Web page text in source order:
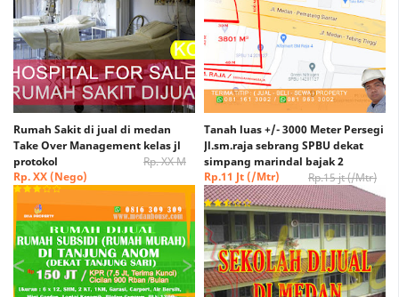
Rumah Sakit di jual di medan
Take Over Management kelas jl
protokol
Rp. XX M
Rp. XX (Nego)
Tanah luas +/- 3000 Meter Persegi
Jl.sm.raja sebrang SPBU dekat
simpang marindal bajak 2
Rp.15 jt (/Mtr)
Rp.11 Jt (/Mtr)
(Nego)